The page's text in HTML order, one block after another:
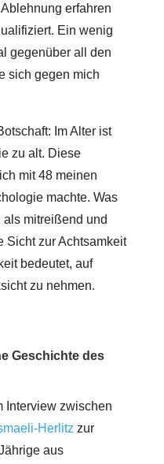
erfahren
Ein wenig
gegenüber all den
sich gegen mich
Im Alter ist
zu alt. Diese
mit 48 meinen
machte. Was
als mitreißend und
Sicht zur Achtsamkeit
bedeutet, auf
zu nehmen.
Geschichte des
Interview zwischen
Herlitz zur
aus